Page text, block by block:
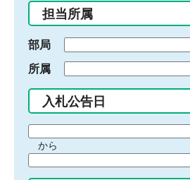
入
力
担当所属
部局
所属
入札公告日
間
始
から
間